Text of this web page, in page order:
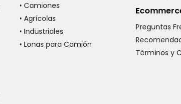
• Camiones
• Agrícolas
• Industriales
• Lonas para Camión
Preguntas
Términos y